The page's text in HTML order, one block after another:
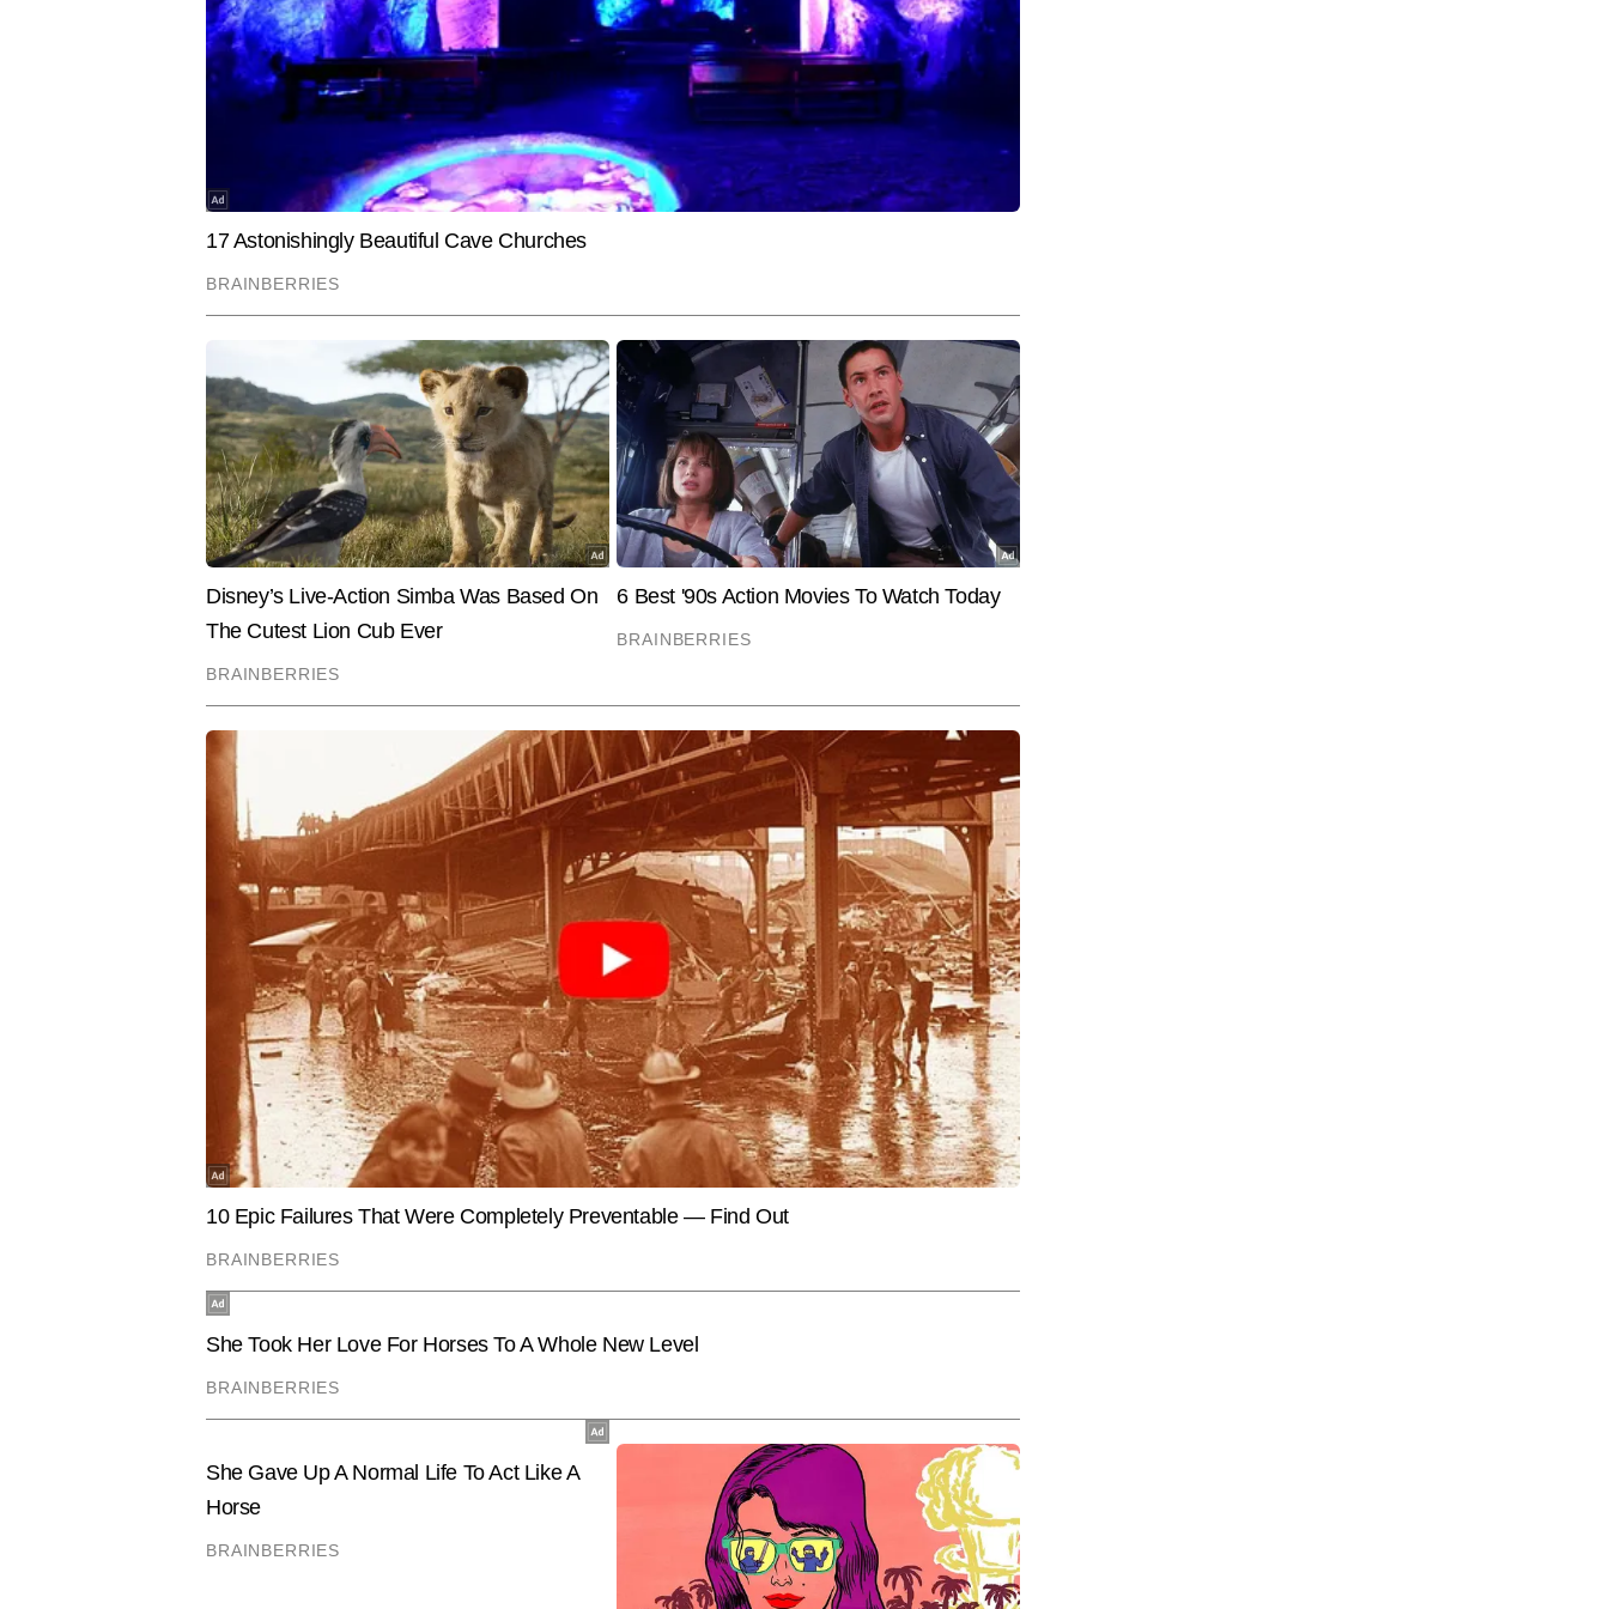
नोंकझोक; राज्यसभा में गर्माया माहौल
ट्रॉफी जीतने के बाद बदला एक्ट्रेस का नाम
शिवानी कोटनाला AUTHOR
शिवानी कोटनाला टाइम्स नाउ नवभारत डिजिटल में सीनियर कॉपी एडिटर के पद पर कार्यरत हैं। पत्रकारिता के करियर में 3 साल
से ज्यादा के अनुभव के साथ शिवानी ने बिजनेस और टेक से जुड़ी खबरों पर काम किया है। यूटीलिटी, शेयर बाजार, पर्सनल
फाइनेंस, बैंकिंग से जुड़ी खबरों पर वह लगातार लिख रही हैं। शिवानी ने डिजिटल के साथ-साथ न्यूज एजेंसी में भी काम किया है।
Hindi NewsBusiness
End of Article